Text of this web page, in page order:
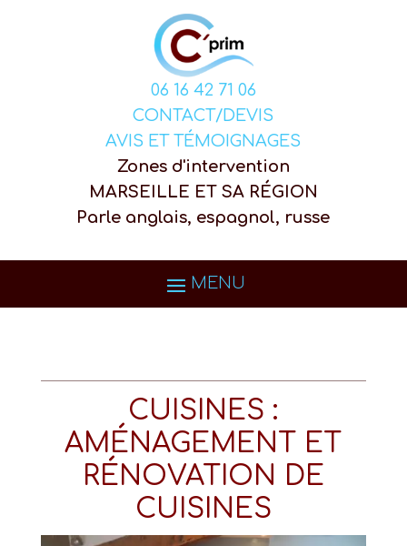
06 16 42 71 06
CONTACT/DEVIS
AVIS ET TÉMOIGNAGES
Zones d'intervention
MARSEILLE ET SA RÉGION
Parle anglais, espagnol, russe
CUISINES :
AMÉNAGEMENT ET
RÉNOVATION DE
CUISINES